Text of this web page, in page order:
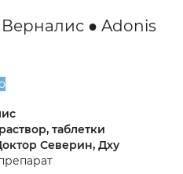
● Adonis
таблетки
Северин, Дху